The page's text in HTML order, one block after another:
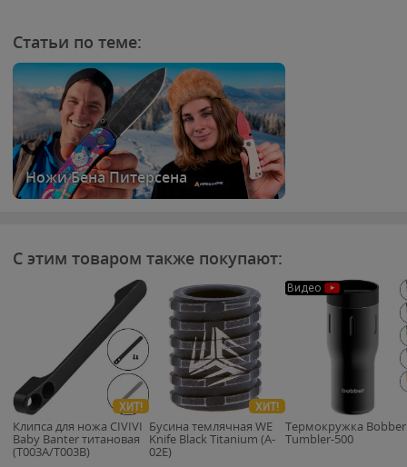
Статьи по теме:
Ножи Бена Питерсена
С этим товаром также покупают:
ХИТ!
Клипса для ножа CIVIVI
Baby Banter титановая
(T003A/T003B)
ХИТ!
Бусина темлячная WE
Knife Black Titanium (A-
02E)
Видео
Термокружка Bobber
Tumbler-500